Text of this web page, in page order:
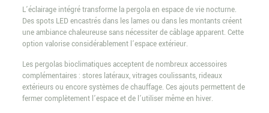
L’éclairage intégré transforme la pergola en espace de vie nocturne.
Des spots LED encastrés dans les lames ou dans les montants créent
une ambiance chaleureuse sans nécessiter de câblage apparent. Cette
option valorise considérablement l’espace extérieur.
Les pergolas bioclimatiques acceptent de nombreux accessoires
complémentaires : stores latéraux, vitrages coulissants, rideaux
extérieurs ou encore systèmes de chauffage. Ces ajouts permettent de
fermer complètement l’espace et de l’utiliser même en hiver.